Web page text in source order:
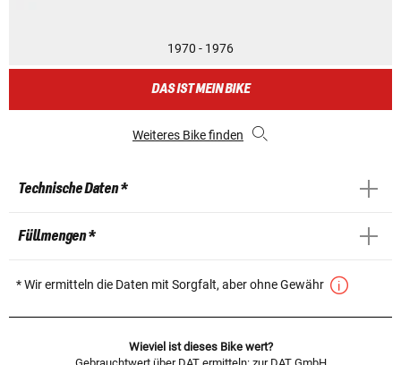
1970 - 1976
DAS IST MEIN BIKE
Weiteres Bike finden
Technische Daten *
Füllmengen *
* Wir ermitteln die Daten mit Sorgfalt, aber ohne Gewähr
Wieviel ist dieses Bike wert?